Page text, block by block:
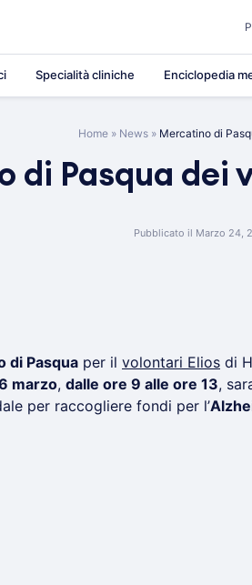
Specialità cliniche Enciclopedia
Home » News » Mercatino di
di Pasqua dei
Pubblicato il Marzo 24,
di Pasqua per il volontari Elios di
marzo, dalle ore 9 alle ore 13,
per raccogliere fondi per l’